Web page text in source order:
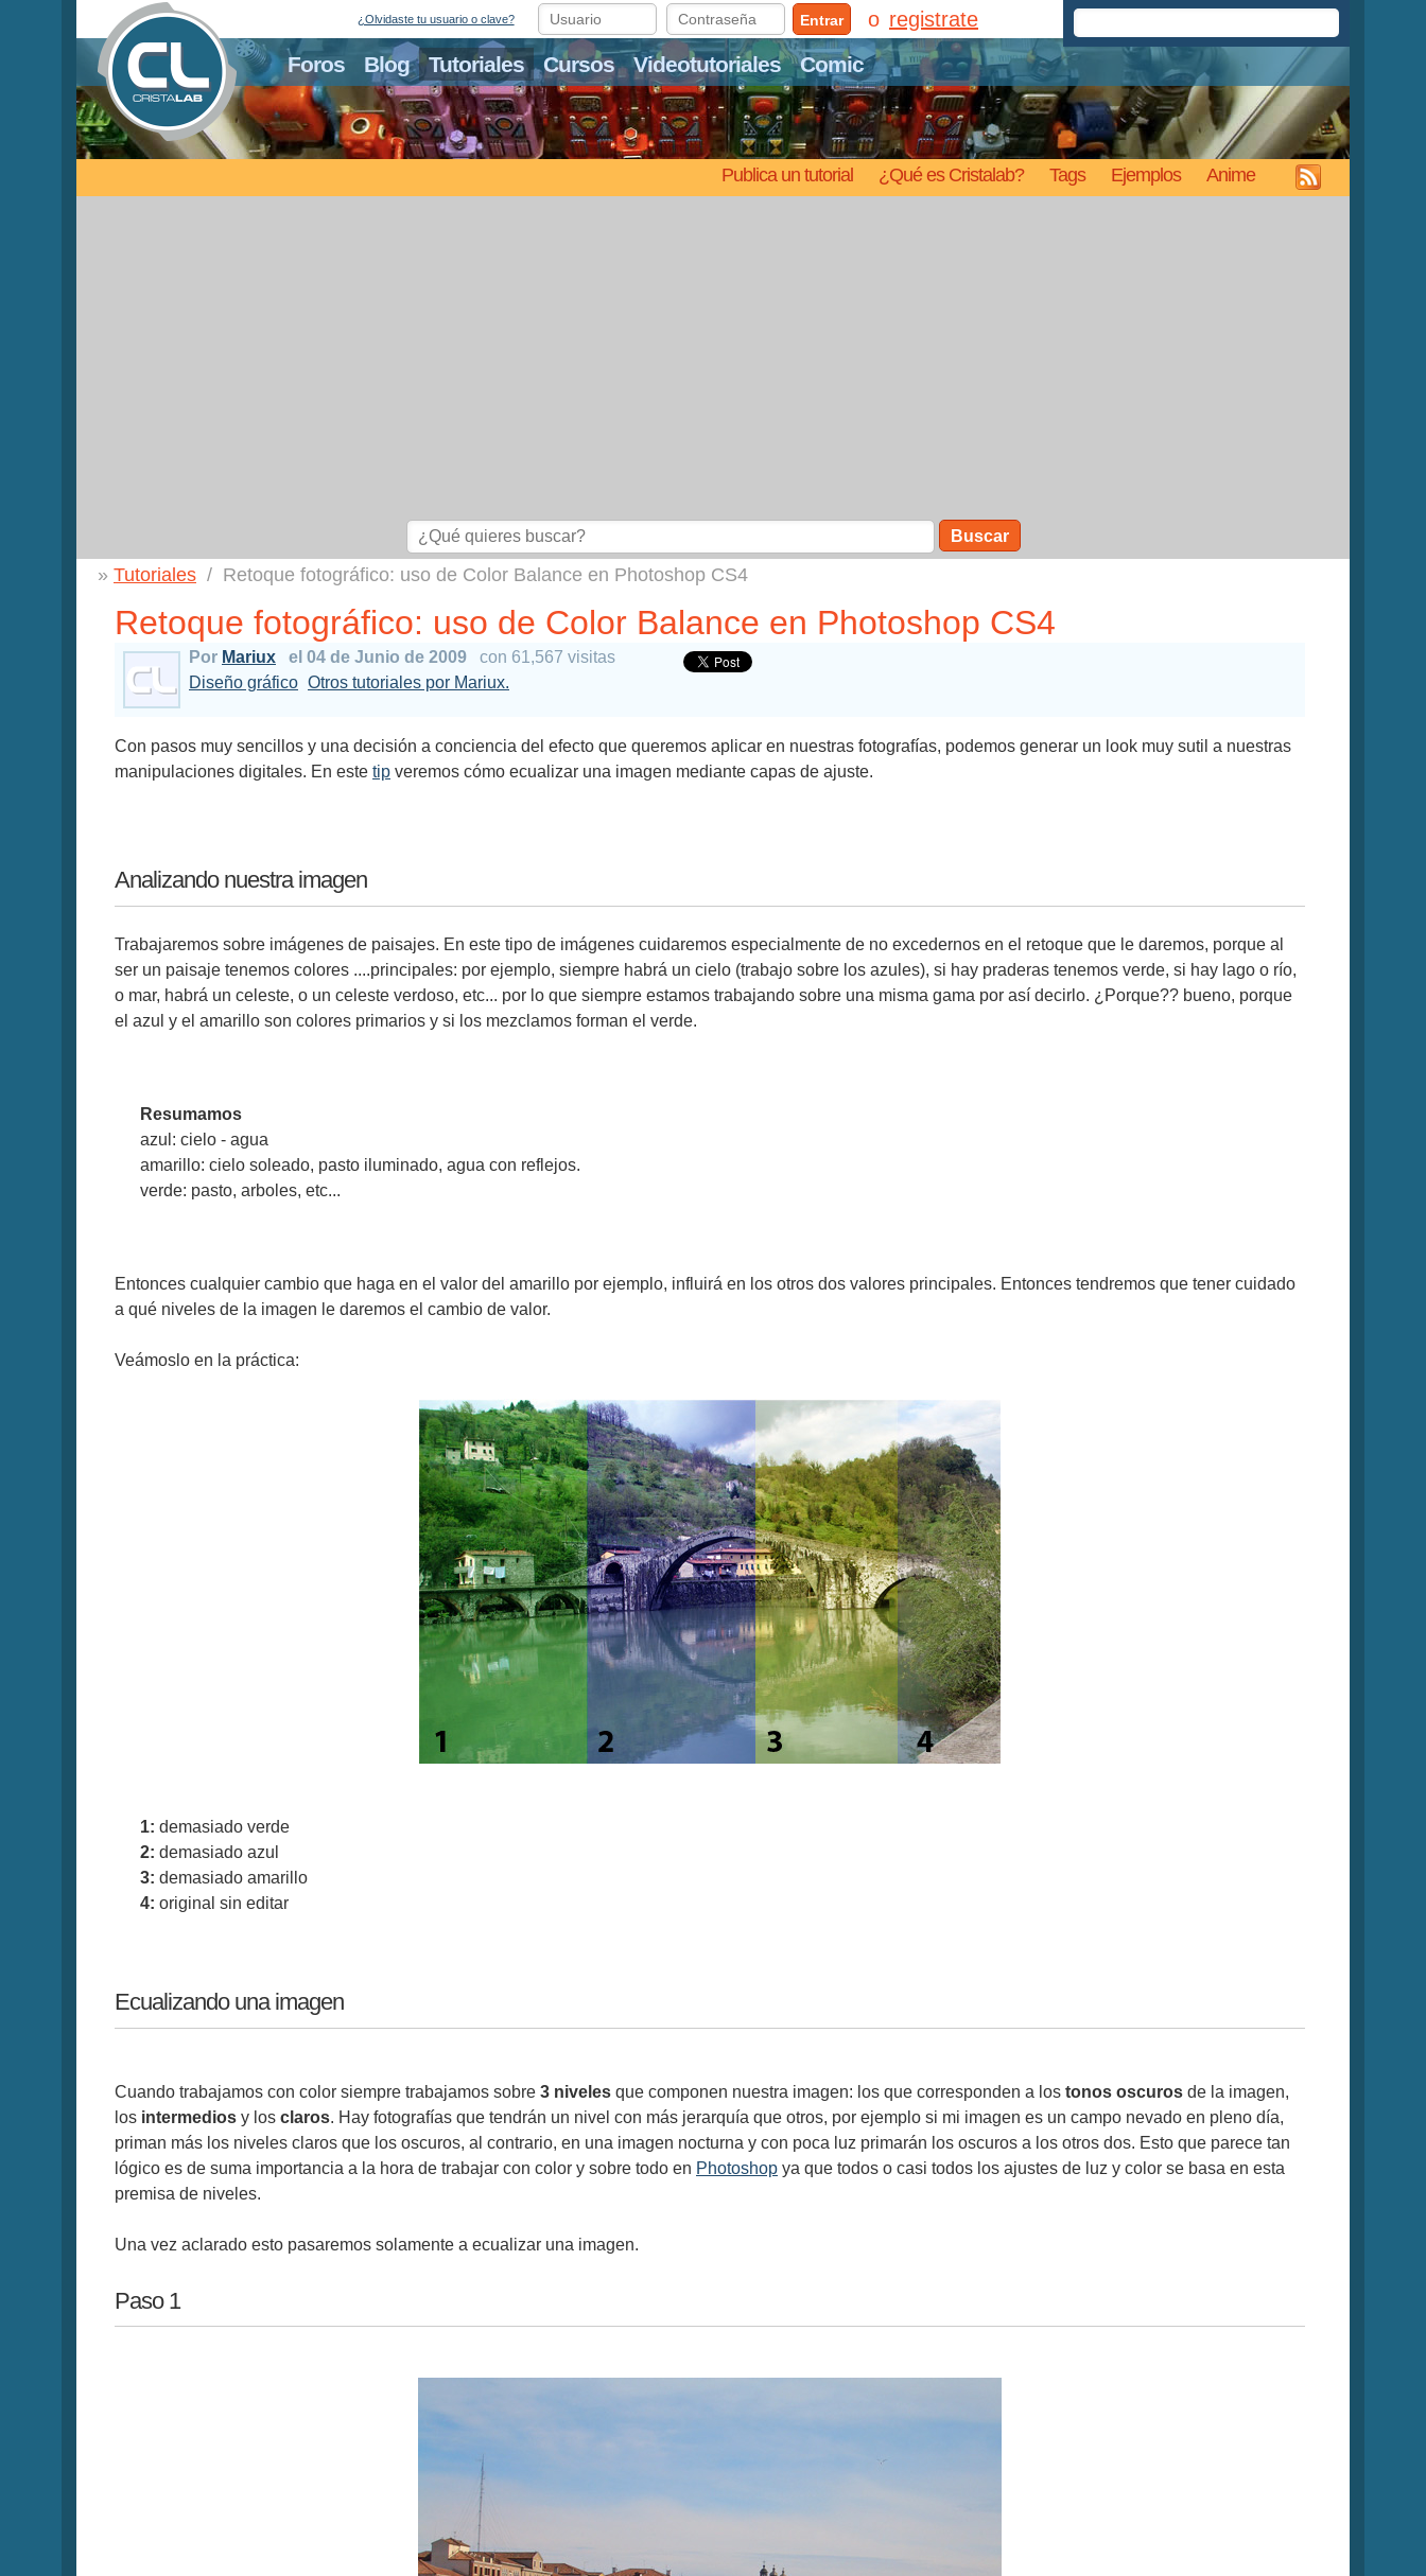
Foros Blog Tutoriales Cursos Videotutoriales Comic
Publica un tutorial ¿Qué es Cristalab? Tags Ejemplos Anime
¿Olvidaste tu usuario o clave? Entrar registrate
Buscar
Tutoriales Retoque fotográfico: uso de Color Balance en Photoshop CS4
Retoque fotográfico: uso de Color Balance en Photoshop CS4
Por Mariux el 04 de Junio de 2009
con 61,567 visitas
Diseño gráfico Otros tutoriales por Mariux.
Con pasos muy sencillos y una decisión a conciencia del efecto que queremos aplicar en nuestras fotografías, podemos generar un look muy sutil a nuestras
manipulaciones digitales. En este tip veremos cómo ecualizar una imagen mediante capas de ajuste.
Analizando nuestra imagen
Trabajaremos sobre imágenes de paisajes. En este tipo de imágenes cuidaremos especialmente de no excedernos en el retoque que le daremos, porque al
ser un paisaje tenemos colores ....principales: por ejemplo, siempre habrá un cielo (trabajo sobre los azules), si hay praderas tenemos verde, si hay lago o río,
o mar, habrá un celeste, o un celeste verdoso, etc... por lo que siempre estamos trabajando sobre una misma gama por así decirlo. ¿Porque?? bueno, porque
el azul y el amarillo son colores primarios y si los mezclamos forman el verde.
Resumamos
azul: cielo - agua
amarillo: cielo soleado, pasto iluminado, agua con reflejos.
verde: pasto, arboles, etc...
Entonces cualquier cambio que haga en el valor del amarillo por ejemplo, influirá en los otros dos valores principales. Entonces tendremos que tener cuidado
a qué niveles de la imagen le daremos el cambio de valor.
Veámoslo en la práctica:
1: demasiado verde
2: demasiado azul
3: demasiado amarillo
4: original sin editar
Ecualizando una imagen
Cuando trabajamos con color siempre trabajamos sobre 3 niveles que componen nuestra imagen: los que corresponden a los tonos oscuros de la imagen,
los intermedios y los claros. Hay fotografías que tendrán un nivel con más jerarquía que otros, por ejemplo si mi imagen es un campo nevado en pleno día,
priman más los niveles claros que los oscuros, al contrario, en una imagen nocturna y con poca luz primarán los oscuros a los otros dos. Esto que parece tan
lógico es de suma importancia a la hora de trabajar con color y sobre todo en Photoshop ya que todos o casi todos los ajustes de luz y color se basa en esta
premisa de niveles.
Una vez aclarado esto pasaremos solamente a ecualizar una imagen.
Paso 1